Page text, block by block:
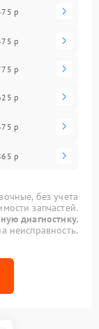
р
р
р
р
р
р
без учета
запчастей.
диагностику.
неисправность.